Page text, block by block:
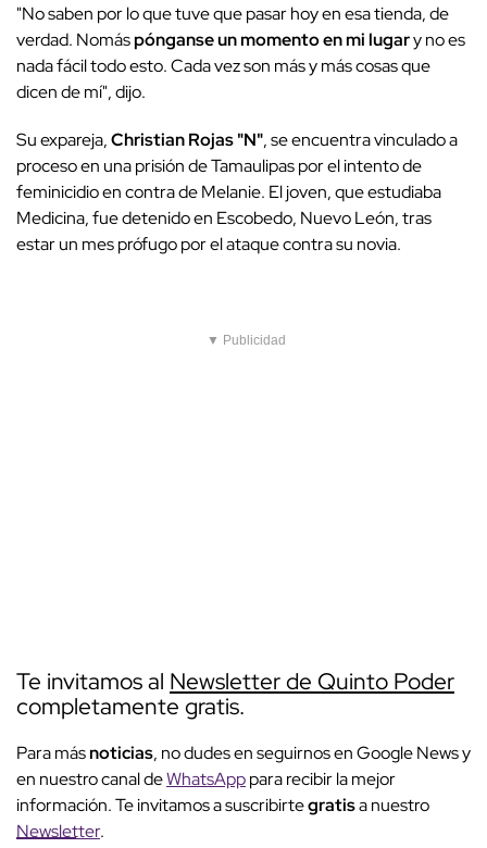
"No saben por lo que tuve que pasar hoy en esa tienda, de
verdad. Nomáspónganse un momento en mi lugary no es
nada fácil todo esto. Cada vez son más y más cosas que
dicen de mí", dijo.
Su expareja,Christian Rojas "N", se encuentra vinculado a
proceso en una prisión de Tamaulipas por el intento de
feminicidio en contra de Melanie. El joven, que estudiaba
Medicina, fue detenido en Escobedo, Nuevo León, tras
estar un mes prófugo por el ataque contra su novia.
▼ Publicidad
Te invitamos al Newsletter de Quinto Poder
completamente gratis.
Para másnoticias, no dudes en seguirnos en Google News y
en nuestro canal deWhatsApppara recibir la mejor
información. Te invitamos a suscribirtegratisa nuestro
Newsletter.